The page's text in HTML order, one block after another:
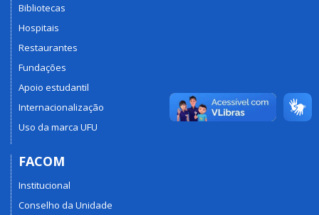
Bibliotecas
Hospitais
Restaurantes
Fundações
Apoio estudantil
Internacionalização
Uso da marca UFU
FACOM
Institucional
Conselho da Unidade